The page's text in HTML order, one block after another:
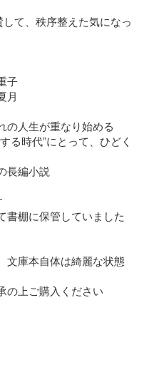
て、秩序整えた気になっ
子
月
の人生が重なり始める
る時代”にとって、ひどく
長編小説
書棚に保管していました
文庫本自体は綺麗な状態
の上ご購入ください